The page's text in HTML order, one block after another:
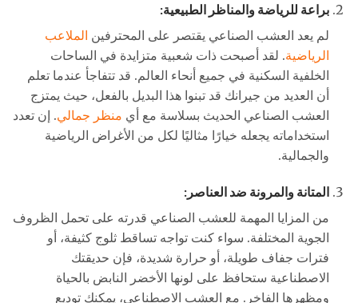
براعة للرياضة والمناظر الطبيعية:
لم يعد العشب الصناعي يقتصر على المحترفين الملاعب
الرياضية. لقد أصبحت ذات شعبية متزايدة في الساحات
الخلفية السكنية في جميع أنحاء العالم. قد تتفاجأ عندما تعلم
أن العديد من جيرانك قد تبنوا هذا البديل بالفعل، حيث يمتزج
العشب الصناعي الحديث بسلاسة مع أي منظر جمالي. إن تعدد
استخداماته يجعله خيارًا مثاليًا لكل من الأغراض الرياضية
والجمالية.
المتانة والمرونة ضد العناصر:
من المزايا المهمة للعشب الصناعي قدرته على تحمل الظروف
الجوية المختلفة. سواء كنت تواجه تساقط ثلوج كثيفة، أو
فترات جفاف طويلة، أو حرارة شديدة، فإن حديقتك
الاصطناعية ستحافظ على لونها الأخضر النابض بالحياة
ومظهرها الفاخر. مع العشب الاصطناعي، يمكنك توديع